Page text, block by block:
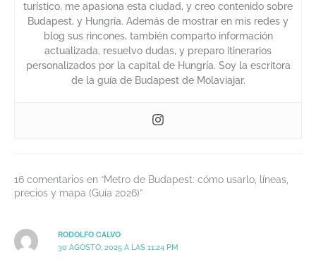
turístico, me apasiona esta ciudad, y creo contenido sobre
Budapest, y Hungría. Además de mostrar en mis redes y
blog sus rincones, también comparto información
actualizada, resuelvo dudas, y preparo itinerarios
personalizados por la capital de Hungría. Soy la escritora
de la guía de Budapest de Molaviajar.
16 comentarios en “Metro de Budapest: cómo usarlo, líneas,
precios y mapa (Guía 2026)”
RODOLFO CALVO
30 AGOSTO, 2025 A LAS 11:24 PM